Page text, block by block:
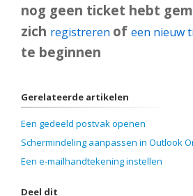
nog geen ticket hebt
zich registreren of een nieuw
te beginnen
Gerelateerde artikelen
Een gedeeld postvak openen
Schermindeling aanpassen in Outlook
Een e-mailhandtekening instellen
Deel dit